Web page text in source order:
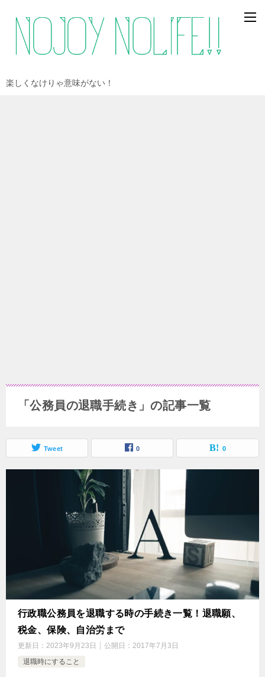
楽しくなけりゃ意味がない！
「公務員の退職手続き」の記事一覧
Tweet 0 0
行政職公務員を退職する時の手続き一覧！退職願、
税金、保険、自治労まで
更新日： 2023年9月23日 公開日： 2017年7月3日
退職時にすること